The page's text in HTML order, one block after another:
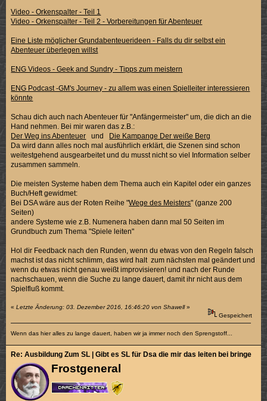
Video - Orkenspalter - Teil 1
Video - Orkenspalter - Teil 2 - Vorbereitungen für Abenteuer
Eine Liste möglicher Grundabenteuerideen - Falls du dir selbst ein
Abenteuer überlegen willst
ENG Videos - Geek and Sundry - Tipps zum meistern
ENG Podcast -GM's Journey - zu allem was einen Spielleiter interessieren
könnte
Schau dich auch nach Abenteuer für "Anfängermeister" um, die dich an die
Hand nehmen. Bei mir waren das z.B.:
Der Weg ins Abenteuer und
Die Kampange Der weiße Berg
Da wird dann alles noch mal ausführlich erklärt, die Szenen sind schon
weitestgehend ausgearbeitet und du musst nicht so viel Information selber
zusammen sammeln.
Die meisten Systeme haben dem Thema auch ein Kapitel oder ein ganzes
Buch/Heft gewidmet:
Bei DSA wäre aus der Roten Reihe "Wege des Meisters" (ganze 200
Seiten)
andere Systeme wie z.B. Numenera haben dann mal 50 Seiten im
Grundbuch zum Thema "Spiele leiten"
Hol dir Feedback nach den Runden, wenn du etwas von den Regeln falsch
machst ist das nicht schlimm, das wird halt zum nächsten mal geändert und
wenn du etwas nicht genau weißt improvisieren! und nach der Runde
nachschauen, wenn die Suche zu lange dauert, damit ihr nicht aus dem
Spielfluß kommt.
«Letzte Änderung: 03. Dezember 2016, 16:46:20 von Shawell»
Gespeichert
Wenn das hier alles zu lange dauert, haben wir ja immer noch den Sprengstoff...
Frostgeneral
Re: Ausbildung Zum SL | Gibt es SL für Dsa die mir das leiten bei bringen